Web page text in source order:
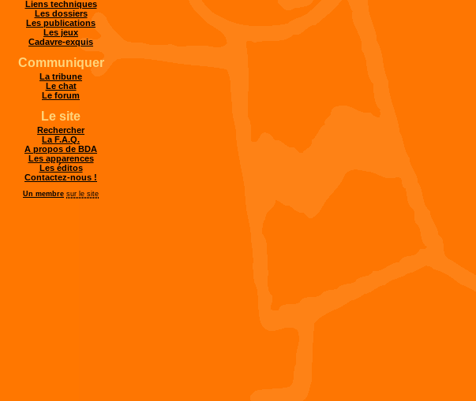
Liens techniques
Les dossiers
Les publications
Les jeux
Cadavre-exquis
Communiquer
La tribune
Le chat
Le forum
Le site
Rechercher
La F.A.Q.
A propos de BDA
Les apparences
Les éditos
Contactez-nous !
Un membre sur le site